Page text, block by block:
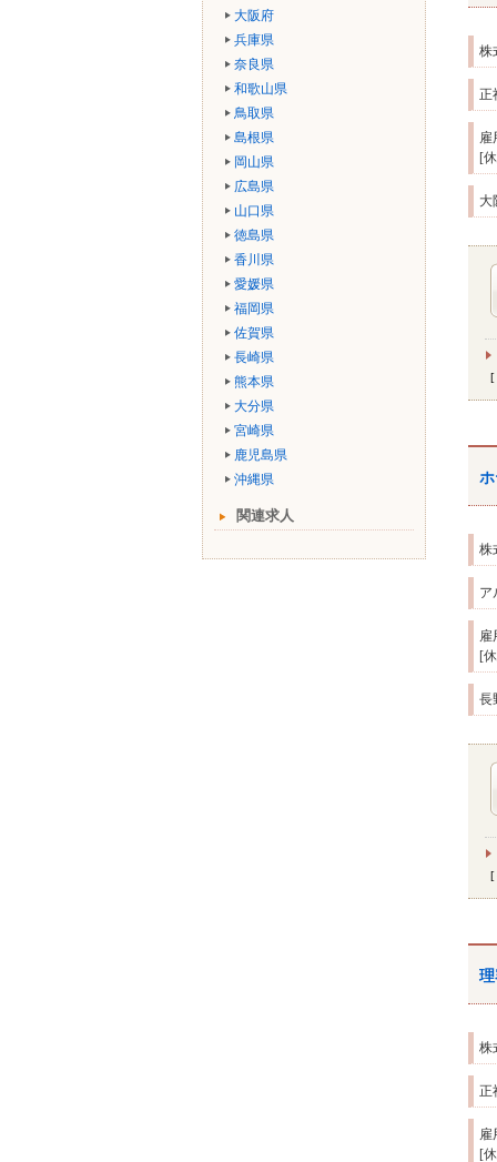
大阪府
兵庫県
奈良県
和歌山県
鳥取県
島根県
岡山県
広島県
山口県
徳島県
香川県
愛媛県
福岡県
佐賀県
長崎県
熊本県
大分県
宮崎県
鹿児島県
沖縄県
関連求人
株
正
雇
[
大
株
ア
雇
[
長
株
正
雇
[